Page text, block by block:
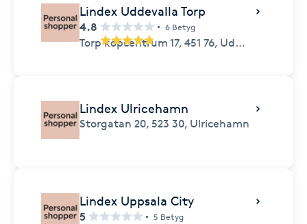
Lindex Uddevalla Torp
4.8 6 Betyg
Torp köpcentrum 17, 451 76, Uddevalla
Lindex Ulricehamn
Storgatan 20, 523 30, Ulricehamn
Lindex Uppsala City
5 5 Betyg